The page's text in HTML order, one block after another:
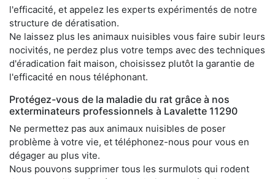
l'efficacité, et appelez les experts expérimentés de notre
structure de dératisation.
Ne laissez plus les animaux nuisibles vous faire subir leurs
nocivités, ne perdez plus votre temps avec des techniques
d'éradication fait maison, choisissez plutôt la garantie de
l'efficacité en nous téléphonant.
Protégez-vous de la maladie du rat grâce à nos
exterminateurs professionnels à Lavalette 11290
Ne permettez pas aux animaux nuisibles de poser
problème à votre vie, et téléphonez-nous pour vous en
dégager au plus vite.
Nous pouvons supprimer tous les surmulots qui rodent